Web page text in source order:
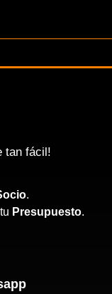
tan fácil!
.
Presupuesto.